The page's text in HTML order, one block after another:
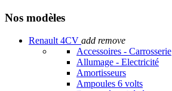
Nos modèles
Renault 4CV add remove
Accessoires - Carrosserie
Allumage - Electricité
Amortisseurs
Ampoules 6 volts